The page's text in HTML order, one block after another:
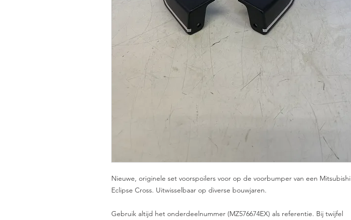
Nieuwe, originele set voorspoilers voor op de voorbumper van een Mitsubishi
Eclipse Cross. Uitwisselbaar op diverse bouwjaren.
Gebruik altijd het onderdeelnummer (MZ576674EX) als referentie. Bij twijfel